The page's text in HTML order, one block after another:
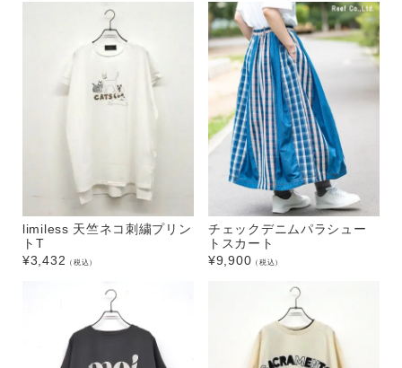
limiless 天竺ネコ刺繍プリン
トT
¥3,432 （税込）
チェックデニムパラシュー
トスカート
¥9,900 （税込）